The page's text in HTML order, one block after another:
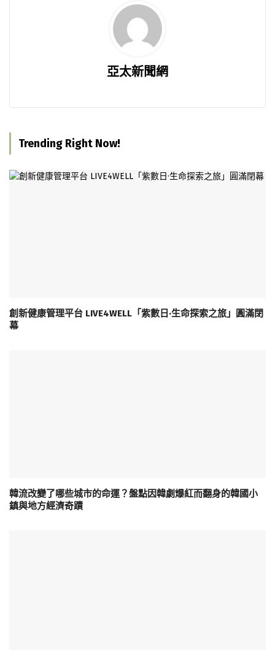
亞太新聞網
Trending Right Now!
創新健康管理平台 LIVE4WELL「紫數日·生命探索之旅」圓滿閉
幕
韓流改變了哪些城市的命運？盤點因韓劇爆紅而翻身的韓國小
鎮與地方經濟奇蹟